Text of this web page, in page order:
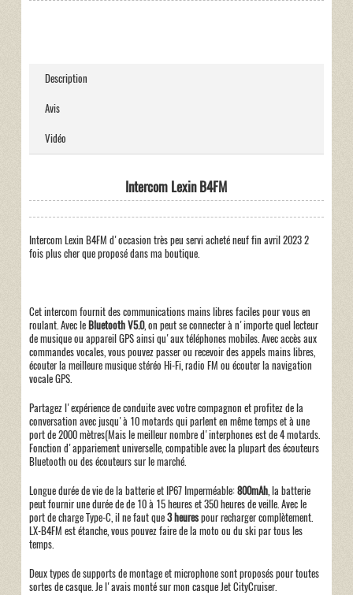
Description
Avis
Vidéo
Intercom Lexin B4FM
Intercom Lexin B4FM d'occasion très peu servi acheté neuf fin avril 2023 2
fois plus cher que proposé dans ma boutique.
Cet intercom fournit des communications mains libres faciles pour vous en
roulant. Avec le Bluetooth V5.0, on peut se connecter à n'importe quel lecteur
de musique ou appareil GPS ainsi qu'aux téléphones mobiles. Avec accès aux
commandes vocales, vous pouvez passer ou recevoir des appels mains libres,
écouter la meilleure musique stéréo Hi-Fi, radio FM ou écouter la navigation
vocale GPS.
Partagez l'expérience de conduite avec votre compagnon et profitez de la
conversation avec jusqu'à 10 motards qui parlent en même temps et à une
port de 2000 mètres(Mais le meilleur nombre d'interphones est de 4 motards.
Fonction d'appariement universelle, compatible avec la plupart des écouteurs
Bluetooth ou des écouteurs sur le marché.
Longue durée de vie de la batterie et IP67 Imperméable:800mAh, la batterie
peut fournir une durée de de 10 à 15 heures et 350 heures de veille. Avec le
port de charge Type-C, il ne faut que3 heurespour recharger complètement.
LX-B4FM est étanche, vous pouvez faire de la moto ou du ski par tous les
temps.
Deux types de supports de montage et microphone sont proposés pour toutes
sortes de casque. Je l'avais monté sur mon casque Jet CityCruiser.